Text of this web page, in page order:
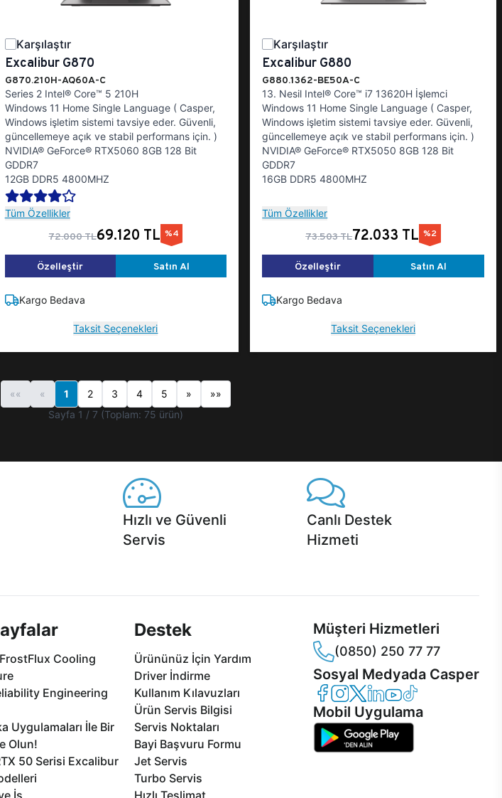
Karşılaştır
Excalibur G870
G870.210H-AQ60A-C
Series 2 Intel® Core™ 5 210H
Windows 11 Home Single Language ( Casper,
Windows işletim sistemi tavsiye eder. Güvenli,
güncellemeye açık ve stabil performans için. )
NVIDIA® GeForce® RTX5060 8GB 128 Bit
GDDR7
12GB DDR5 4800MHZ
Tüm Özellikler
72.000 TL69.120 TL %4
Özelleştir Satın Al
Kargo Bedava
Taksit Seçenekleri
Karşılaştır
Excalibur G880
G880.1362-BE50A-C
13. Nesil Intel® Core™ i7 13620H İşlemci
Windows 11 Home Single Language ( Casper,
Windows işletim sistemi tavsiye eder. Güvenli,
güncellemeye açık ve stabil performans için. )
NVIDIA® GeForce® RTX5050 8GB 128 Bit
GDDR7
16GB DDR5 4800MHZ
Tüm Özellikler
73.503 TL72.033 TL %2
Özelleştir Satın Al
Kargo Bedava
Taksit Seçenekleri
«« « 1 2 3 4 5 »
»»
Sayfa 1 / 7 (Toplam: 75 ürün)
Hızlı ve Güvenli
Servis
Canlı Destek
Hizmeti
Cooling
Engineering
Uygulamaları İle Bir
Olun!
50 Serisi Excalibur
İş
Destek
Ürününüz İçin Yardım
Driver İndirme
Kullanım Kılavuzları
Ürün Servis Bilgisi
Servis Noktaları
Bayi Başvuru Formu
Jet Servis
Turbo Servis
Hızlı Teslimat
Müşteri Hizmetleri
(0850) 250 77 77
Sosyal Medyada Casper
Casper Facebook
Casper Instagram
Casper Twitter
Casper LinkedIn
Casper YouTube
Casper TikTok
Mobil Uygulama